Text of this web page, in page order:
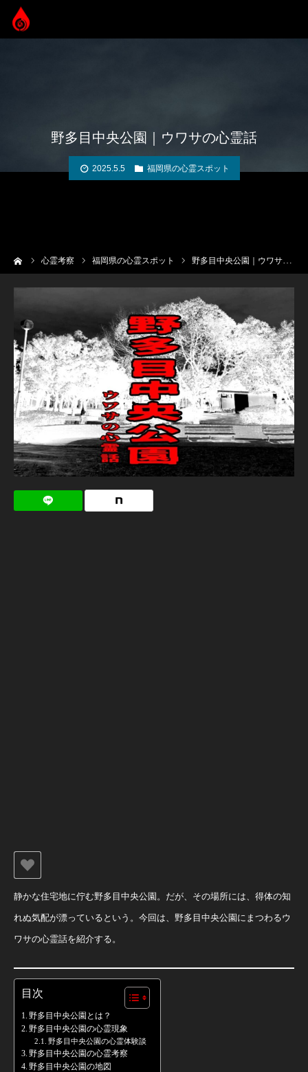
野多目中央公園｜ウワサの心霊話
2025.5.5 福岡県の心霊スポット
心霊考察 福岡県の心霊スポット 野多目中央公園｜ウワサの心霊話
静かな住宅地に佇む野多目中央公園。だが、その場所には、得体の知
れぬ気配が漂っているという。今回は、野多目中央公園にまつわるウ
ワサの心霊話を紹介する。
目次
野多目中央公園とは？
野多目中央公園の心霊現象
野多目中央公園の心霊体験談
野多目中央公園の心霊考察
野多目中央公園の地図